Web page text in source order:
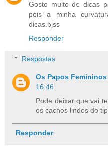
Gosto muito de dicas
pois a minha
dicas.bjss
Responder
Respostas
Os Papos Femininos
16:46
Pode deixar que vai
os cachos lindos do
Responder